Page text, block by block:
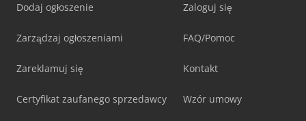
Dodaj ogłoszenie
Zarządzaj ogłoszeniami
Zareklamuj się
Certyfikat zaufanego sprzedawcy
Zaloguj się
FAQ/Pomoc
Kontakt
Wzór umowy